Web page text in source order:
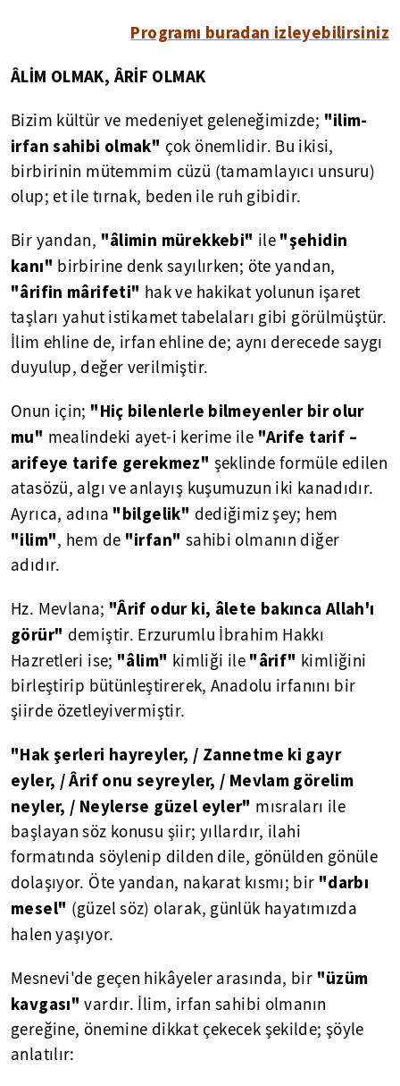
Programı buradan izleyebilirsiniz
ÂLİM OLMAK, ÂRİF OLMAK
Bizim kültür ve medeniyet geleneğimizde; "ilim-
irfan sahibi olmak" çok önemlidir. Bu ikisi,
birbirinin mütemmim cüzü (tamamlayıcı unsuru)
olup; et ile tırnak, beden ile ruh gibidir.
Bir yandan, "âlimin mürekkebi" ile "şehidin
kanı" birbirine denk sayılırken; öte yandan,
"ârifin mârifeti" hak ve hakikat yolunun işaret
taşları yahut istikamet tabelaları gibi görülmüştür.
İlim ehline de, irfan ehline de; aynı derecede saygı
duyulup, değer verilmiştir.
Onun için; "Hiç bilenlerle bilmeyenler bir olur
mu" mealindeki ayet-i kerime ile "Arife tarif –
arifeye tarife gerekmez" şeklinde formüle edilen
atasözü, algı ve anlayış kuşumuzun iki kanadıdır.
Ayrıca, adına "bilgelik" dediğimiz şey; hem
"ilim", hem de "irfan" sahibi olmanın diğer
adıdır.
Hz. Mevlana; "Ârif odur ki, âlete bakınca Allah'ı
görür" demiştir. Erzurumlu İbrahim Hakkı
Hazretleri ise; "âlim" kimliği ile "ârif" kimliğini
birleştirip bütünleştirerek, Anadolu irfanını bir
şiirde özetleyivermiştir.
"Hak şerleri hayreyler, / Zannetme ki gayr
eyler, / Ârif onu seyreyler, / Mevlam görelim
neyler, / Neylerse güzel eyler" mısraları ile
başlayan söz konusu şiir; yıllardır, ilahi
formatında söylenip dilden dile, gönülden gönüle
dolaşıyor. Öte yandan, nakarat kısmı; bir "darbı
mesel" (güzel söz) olarak, günlük hayatımızda
halen yaşıyor.
Mesnevi'de geçen hikâyeler arasında, bir "üzüm
kavgası"vardır. İlim, irfan sahibi olmanın
gereğine, önemine dikkat çekecek şekilde; şöyle
anlatılır: